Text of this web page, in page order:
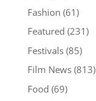
Fashion (61)
Featured (231)
Festivals(85)
Film News(813)
Food (69)